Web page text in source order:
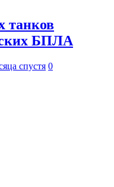
танков
БПЛА
спустя 0